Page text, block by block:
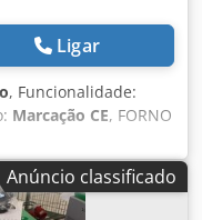
Ligar
, Funcionalidade:
Marcação CE, FORNO
OU PLÁSTICOS,
NOVO, NUNCA
DE PIROLÍTICA,
DE CARREGAMENTO
Anúncio classificado